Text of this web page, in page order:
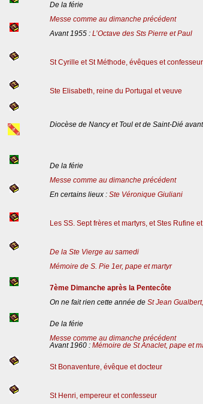
De la férie
Messe comme au dimanche précédent
Avant 1955 : L’Octave des Sts Pierre et Paul
St Cyrille et St Méthode, évêques et
Ste Elisabeth, reine du Portugal et veuve
Diocèse de Nancy et Toul et de Saint-Dié
De la férie
Messe comme au dimanche précédent
En certains lieux : Ste Véronique Giuliani
Les SS. Sept frères et martyrs, et Stes Rufine
De la Ste Vierge au samedi
Mémoire de S. Pie 1er, pape et martyr
7ème Dimanche après la Pentecôte
On ne fait rien cette année de St Jean
De la férie
Messe comme au dimanche précédent
Avant 1960 : Mémoire de St Anaclet, pape et
St Bonaventure, évêque et docteur
St Henri, empereur et confesseur